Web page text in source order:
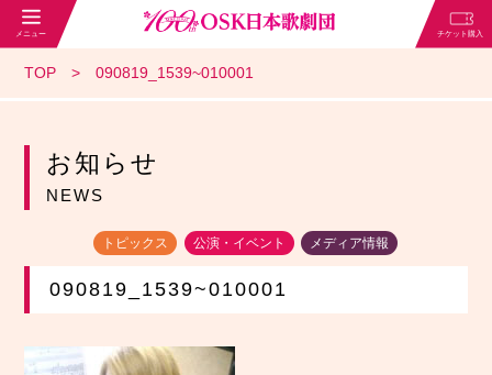
TOP 090819_1539~010001
お知らせ
NEWS
トピックス 公演・イベント メディア情報
090819_1539~010001